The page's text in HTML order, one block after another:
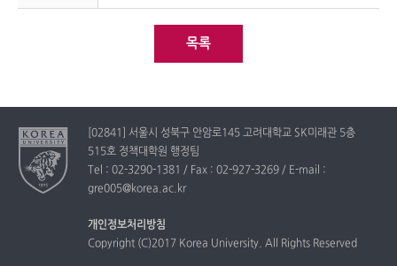
목록
[02841] 서울시 성북구 안암로145 고려대학교 SK미래관 5층
515호 정책대학원 행정팀
Tel : 02-3290-1381 / Fax : 02-927-3269 / E-mail :
gre005@korea.ac.kr
개인정보처리방침
Copyright (C)2017 Korea University. All Rights Reserved